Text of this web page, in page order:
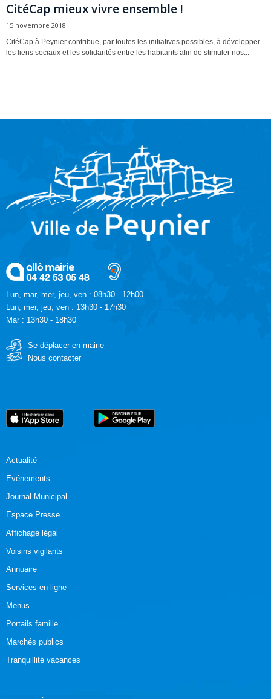
CitéCap mieux vivre ensemble !
15 novembre 2018
CitéCap à Peynier contribue, par toutes les initiatives possibles, à développer
les liens sociaux et les solidarités entre les habitants afin de stimuler nos...
Lun, mar, mer, jeu, ven : 08h30 - 12h00
Lun, mer, jeu, ven : 13h30 - 17h30
Mar : 13h30 - 18h30
Se déplacer en mairie
Nous contacter
Actualité
Evénements
Journal Municipal
Espace Presse
Affichage légal
Voisins vigilants
Annuaire
Services en ligne
Menus
Portails famille
Marchés publics
Tranquillité vacances